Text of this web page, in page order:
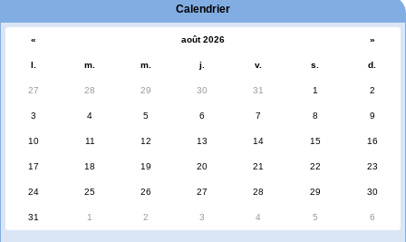
Calendrier
« août 2026 »
l. m. m. j. v. s. d.
27 28 29 30 31 1 2
3 4 5 6 7 8 9
10 11 12 13 14 15 16
17 18 19 20 21 22 23
24 25 26 27 28 29 30
31 1 2 3 4 5 6